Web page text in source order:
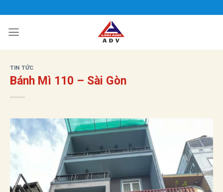
qua
nội
TIN TỨC
Bánh Mì 110 – Sài Gòn